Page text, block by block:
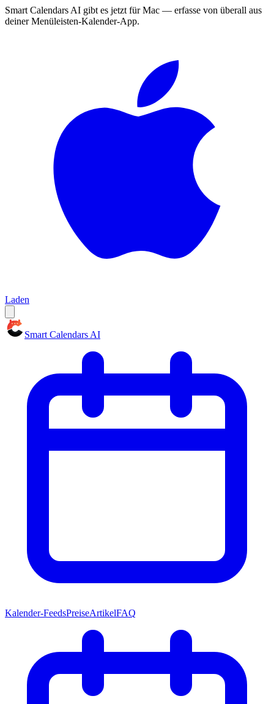
Smart Calendars AI gibt es jetzt für Mac — erfasse von überall aus
deiner Menüleisten-Kalender-App.
Laden
Smart Calendars AI
Kalender-FeedsPreiseArtikelFAQ